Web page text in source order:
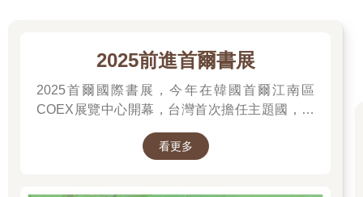
2025前進首爾書展
2025首爾國際書展，今年在韓國首爾江南區
COEX展覽中心開幕，台灣首次擔任主題國，有
他們的作品，並共享參展喜悅。
看更多